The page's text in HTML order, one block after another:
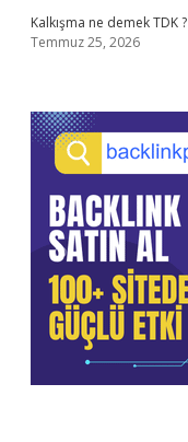
Kalkışma ne demek TDK ?
Temmuz 25, 2026